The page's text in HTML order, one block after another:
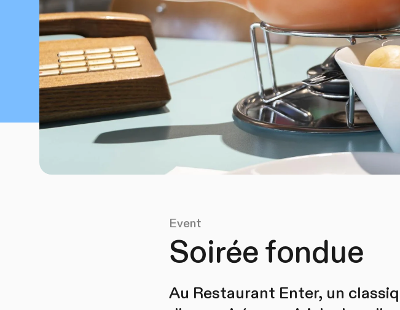
Event
Soirée fondue
Au Restaurant Enter, un